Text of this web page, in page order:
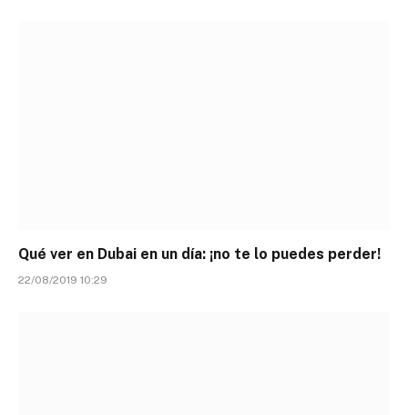
Qué ver en Dubai en un día: ¡no te lo puedes perder!
22/08/2019 10:29